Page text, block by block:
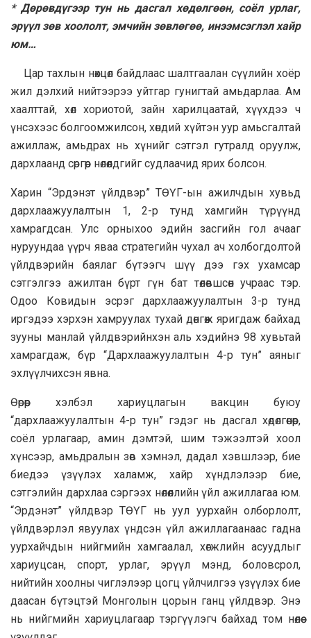
* Дөрөвдүгээр тун нь дасгал хөдөлгөөн, соёл урлаг,
эрүүл зөв хоололт, эмчийн зөвлөгөө, инээмсэглэл хайр
юм…
Цар тахлын нөхцөл байдлаас шалтгаалан сүүлийн хоёр
жил дэлхий нийтээрээ уйтгар гунигтай амьдарлаа. Ам
хаалттай, хөл хориотой, зайн харилцаатай, хүүхдээ ч
үнсэхээс болгоомжилсон, хөндий хүйтэн уур амьсгалтай
ажиллаж, амьдрах нь хүнийг сэтгэл гутралд оруулж,
дархлаанд сөргөөр нөлөөлдгийг судлаачид ярих болсон.
Харин “Эрдэнэт үйлдвэр” ТӨҮГ-ын ажилчдын хувьд
дархлаажуулалтын 1, 2-р тунд хамгийн түрүүнд
хамрагдсан. Улс орныхоо эдийн засгийн гол ачааг
нуруундаа үүрч яваа стратегийн чухал ач холбогдолтой
үйлдвэрийн баялаг бүтээгч шүү дээ гэх ухамсар
сэтгэлгээ ажилтан бүрт гүн бат төлөвшсөн учраас тэр.
Одоо Ковидын эсрэг дархлаажуулалтын 3-р тунд
иргэдээ хэрхэн хамруулах тухай дөнгөж яригдаж байхад
зууны манлай үйлдвэрийнхэн аль хэдийнэ 98 хувьтай
хамрагдаж, бүр “Дархлаажуулалтын 4-р тун” аяныг
эхлүүлчихсэн явна.
Өөрөөр хэлбэл хариуцлагын вакцин буюу
“дархлаажуулалтын 4-р тун” гэдэг нь дасгал хөдөлгөөнөөр,
соёл урлагаар, амин дэмтэй, шим тэжээлтэй хоол
хүнсээр, амьдралын зөв хэмнэл, дадал хэвшлээр, бие
биедээ үзүүлэх халамж, хайр хүндлэлээр бие,
сэтгэлийн дархлаа сэргээх нөлөөллийн үйл ажиллагаа юм.
“Эрдэнэт” үйлдвэр ТӨҮГ нь уул уурхайн олборлолт,
үйлдвэрлэл явуулах үндсэн үйл ажиллагаанаас гадна
уурхайчдын нийгмийн хамгаалал, хөгжлийн асуудлыг
хариуцсан, спорт, урлаг, эрүүл мэнд, боловсрол,
нийтийн хоолны чиглэлээр цогц үйлчилгээ үзүүлэх бие
даасан бүтэцтэй Монголын цорын ганц үйлдвэр. Энэ
нь нийгмийн хариуцлагаар тэргүүлэгч байхад том нөлөө